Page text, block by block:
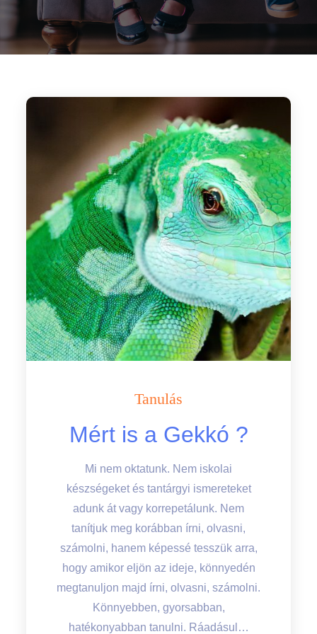
Tanulás
Mért is a Gekkó ?
Mi nem oktatunk. Nem iskolai
készségeket és tantárgyi ismereteket
adunk át vagy korrepetálunk. Nem
tanítjuk meg korábban írni, olvasni,
számolni, hanem képessé tesszük arra,
hogy amikor eljön az ideje, könnyedén
megtanuljon majd írni, olvasni, számolni.
Könnyebben, gyorsabban,
hatékonyabban tanulni. Ráadásul…